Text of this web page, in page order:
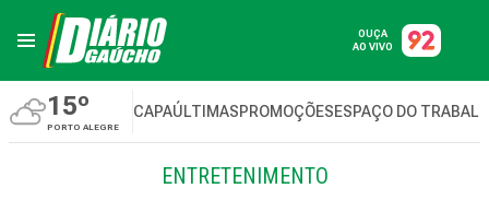
OUÇA
AO VIVO
15º
PORTO ALEGRE
CAPAÚLTIMASPROMOÇÕESESPAÇO DO
ENTRETENIMENTO